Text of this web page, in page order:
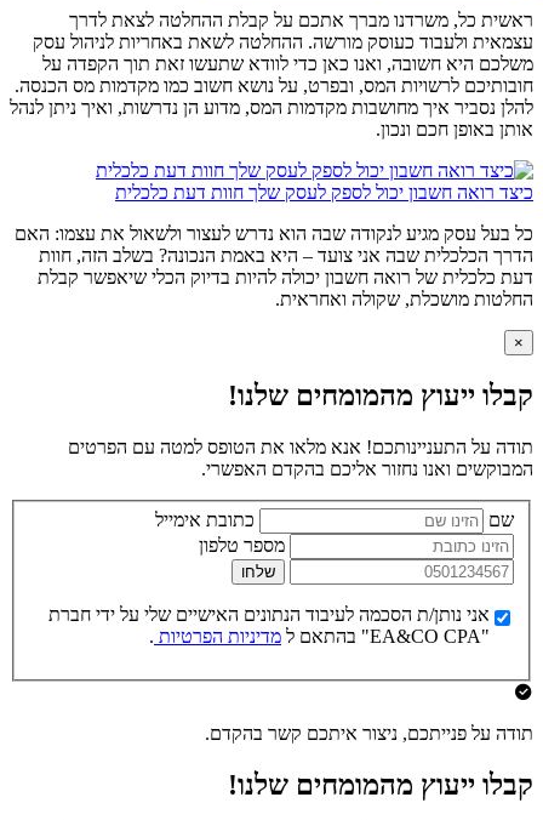
ראשית כל, משרדנו מברך אתכם על קבלת ההחלטה לצאת לדרך
עצמאית ולעבוד כעוסק מורשה. ההחלטה לשאת באחריות לניהול עסק
משלכם היא חשובה, ואנו כאן כדי לוודא שתעשו זאת תוך הקפדה על
חובותיכם לרשויות המס, ובפרט, על נושא חשוב כמו מקדמות מס הכנסה.
להלן נסביר איך מחושבות מקדמות המס, מדוע הן נדרשות, ואיך ניתן לנהל
אותן באופן חכם ונכון.
כיצד רואה חשבון יכול לספק לעסק שלך חוות דעת כלכלית
כל בעל עסק מגיע לנקודה שבה הוא נדרש לעצור ולשאול את עצמו: האם
הדרך הכלכלית שבה אני צועד – היא באמת הנכונה? בשלב הזה, חוות
דעת כלכלית של רואה חשבון יכולה להיות בדיוק הכלי שיאפשר קבלת
החלטות מושכלת, שקולה ואחראית.
×
קבלו ייעוץ מהמומחים שלנו!
תודה על התעניינותכם! אנא מלאו את הטופס למטה עם הפרטים
המבוקשים ואנו נחזור אליכם בהקדם האפשרי.
שם
כתובת אימייל
מספר טלפון
שלחו
אני נותן/ת הסכמה לעיבוד הנתונים האישיים שלי על ידי חברת
"EA&CO CPA" בהתאם ל
מדיניות הפרטיות .
תודה על פנייתכם, ניצור איתכם קשר בהקדם.
קבלו ייעוץ מהמומחים שלנו!